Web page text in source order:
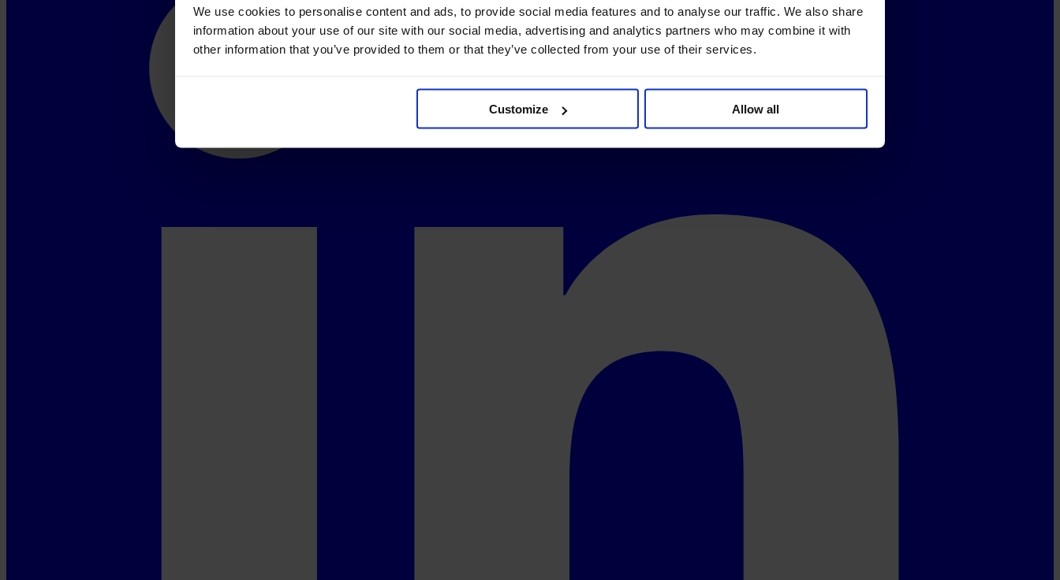
We use cookies to personalise content and ads, to provide social media features and to analyse our traffic. We also share
information about your use of our site with our social media, advertising and analytics partners who may combine it with
other information that you’ve provided to them or that they’ve collected from your use of their services.
Customize Allow all